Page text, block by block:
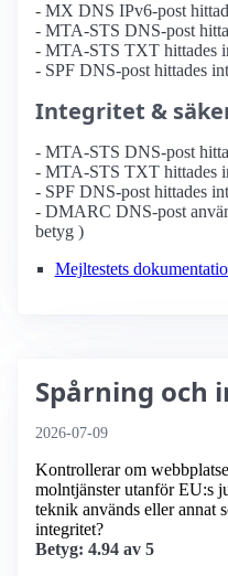
- MX DNS IPv6-post
- MTA-STS DNS-post
- MTA-STS TXT hittades
- SPF DNS-post hittades
Integritet &
- MTA-STS DNS-post
- MTA-STS TXT hittades
- SPF DNS-post hittades
- DMARC DNS-post
betyg )
Mejltestets
Spårning och
2026-07-09
Kontrollerar om
molntjänster utanför EU:s
teknik används eller annat
integritet?
Betyg: 4.94 av 5